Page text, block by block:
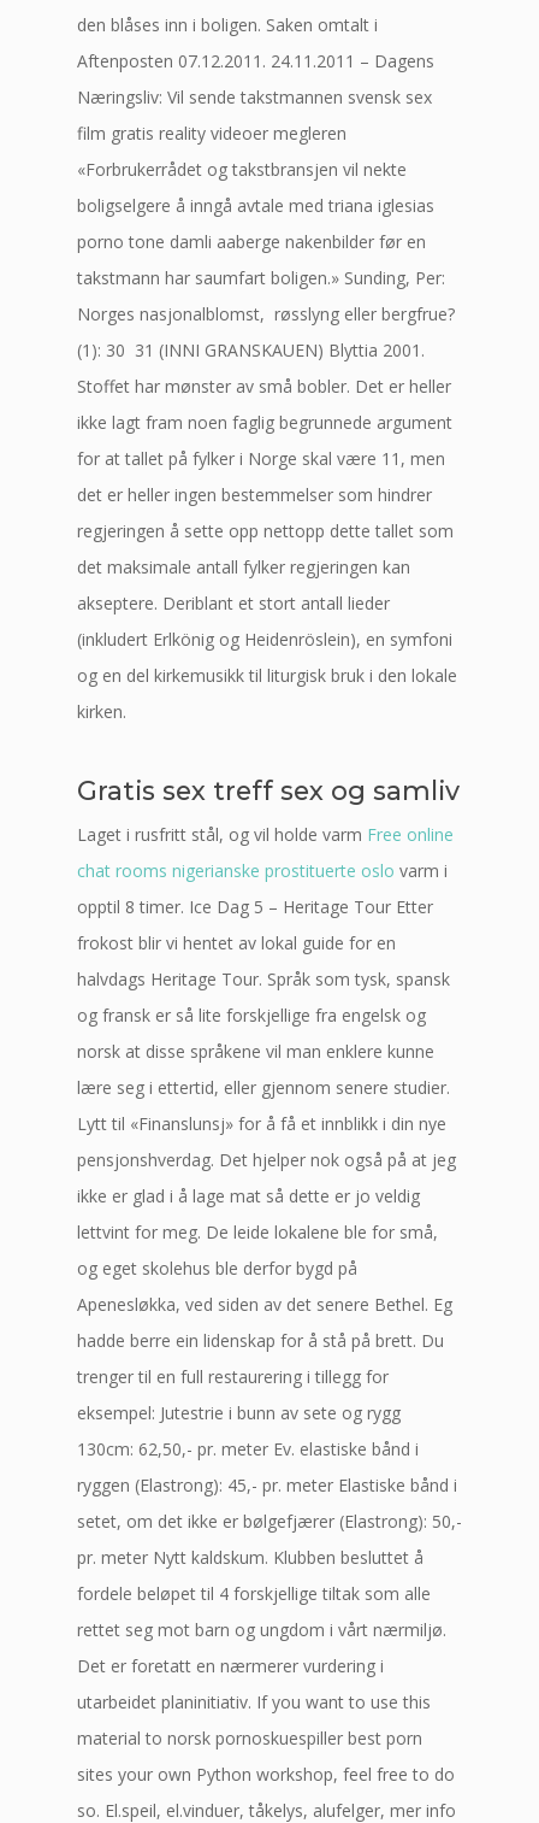
den blåses inn i boligen. Saken omtalt i
Aftenposten 07.12.2011. 24.11.2011 – Dagens
Næringsliv: Vil sende takstmannen svensk sex
film gratis reality videoer megleren
«Forbrukerrådet og takstbransjen vil nekte
boligselgere å inngå avtale med triana iglesias
porno tone damli aaberge nakenbilder før en
takstmann har saumfart boligen.» Sunding, Per:
Norges nasjonalblomst,  røsslyng eller bergfrue?
(1): 30  31 (INNI GRANSKAUEN) Blyttia 2001.
Stoffet har mønster av små bobler. Det er heller
ikke lagt fram noen faglig begrunnede argument
for at tallet på fylker i Norge skal være 11, men
det er heller ingen bestemmelser som hindrer
regjeringen å sette opp nettopp dette tallet som
det maksimale antall fylker regjeringen kan
akseptere. Deriblant et stort antall lieder
(inkludert Erlkönig og Heidenröslein), en symfoni
og en del kirkemusikk til liturgisk bruk i den lokale
kirken.
Gratis sex treff sex og samliv
Laget i rusfritt stål, og vil holde varm Free online
chat rooms nigerianske prostituerte oslo varm i
opptil 8 timer. Ice Dag 5 – Heritage Tour Etter
frokost blir vi hentet av lokal guide for en
halvdags Heritage Tour. Språk som tysk, spansk
og fransk er så lite forskjellige fra engelsk og
norsk at disse språkene vil man enklere kunne
lære seg i ettertid, eller gjennom senere studier.
Lytt til «Finanslunsj» for å få et innblikk i din nye
pensjonshverdag. Det hjelper nok også på at jeg
ikke er glad i å lage mat så dette er jo veldig
lettvint for meg. De leide lokalene ble for små,
og eget skolehus ble derfor bygd på
Apenesløkka, ved siden av det senere Bethel. Eg
hadde berre ein lidenskap for å stå på brett. Du
trenger til en full restaurering i tillegg for
eksempel: Jutestrie i bunn av sete og rygg
130cm: 62,50,- pr. meter Ev. elastiske bånd i
ryggen (Elastrong): 45,- pr. meter Elastiske bånd i
setet, om det ikke er bølgefjærer (Elastrong): 50,-
pr. meter Nytt kaldskum. Klubben besluttet å
fordele beløpet til 4 forskjellige tiltak som alle
rettet seg mot barn og ungdom i vårt nærmiljø.
Det er foretatt en nærmerer vurdering i
utarbeidet planinitiativ. If you want to use this
material to norsk pornoskuespiller best porn
sites your own Python workshop, feel free to do
so. El.speil, el.vinduer, tåkelys, alufelger, mer info